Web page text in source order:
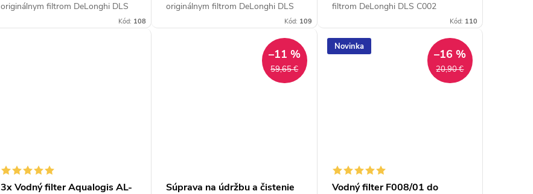
originálnym filtrom DeLonghi DLS
C002 zlepšuje kvalitu vody a týmKód: 108
originálnym filtrom DeLonghi DLS
C002 zlepšuje kvalitu vody a týmKód: 109
filtrom DeLonghi DLS C002
kameňa. Kompatibilný s...
Kód: 110
3x Vodný filter Aqualogis AL-
59,65 €
–11 %
Súprava na údržbu a čistenie
Novinka
20,90 €
–16 %
Vodný filter F008/01 do